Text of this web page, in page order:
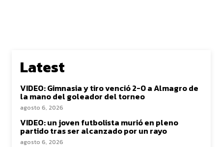
Latest
VIDEO: Gimnasia y tiro venció 2-0 a Almagro de
la mano del goleador del torneo
agosto 6, 2026
VIDEO: un joven futbolista murió en pleno
partido tras ser alcanzado por un rayo
agosto 6, 2026